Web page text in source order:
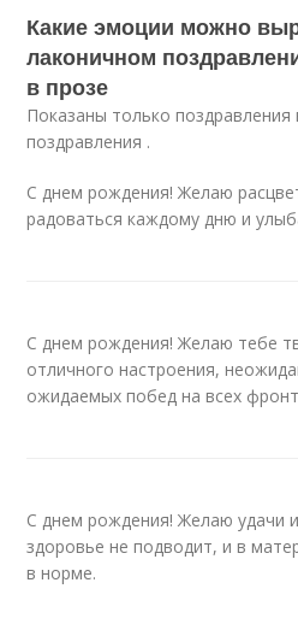
Какие эмоции можно
лаконичном
в прозе
Показаны только поздравления
поздравления .
С днем рождения! Желаю
радоваться каждому дню и
С днем рождения! Желаю тебе
отличного настроения,
ожидаемых побед на всех
С днем рождения! Желаю удачи
здоровье не подводит, и в
в норме.